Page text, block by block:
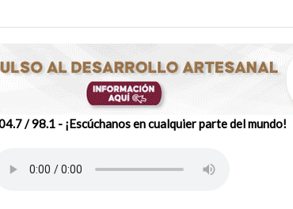
/ 98.1 - ¡Escúchanos en cualquier parte del mundo!